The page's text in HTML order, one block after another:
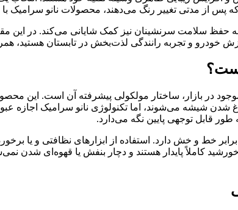
از مدتی تغییر رنگ می‌دهند، محصولات نانو سرامیک با
به حفظ سلامت سرنشینان نیز کمک شایانی می‌کند. در
خودرو و تجربه رانندگی لذت‌بخش در تابستان هستید،
در بازار، ساختار مولکولی پیشرفته آن است. این
شیشه می‌شوند، اما تکنولوژی نانو سرامیک اجازه
قابل توجهی پایین نگه می‌دارد.
خط و خش دارد. استفاده از ابزارهای نظافتی و یا
کاملاً پایدار هستند و دچار بنفش یا قهوه‌ای شدن